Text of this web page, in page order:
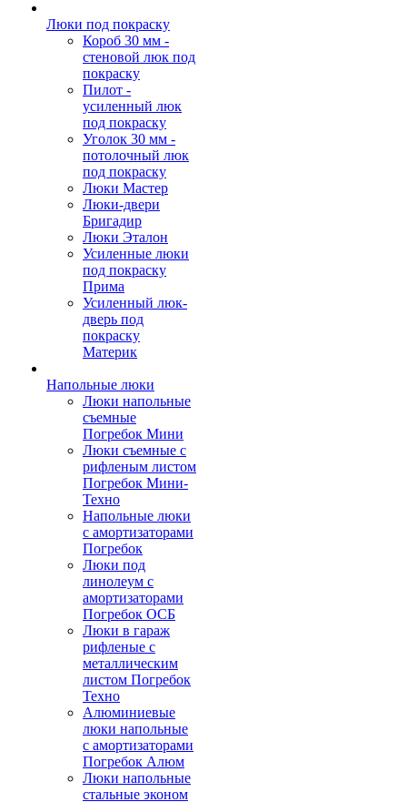
Люки под покраску
Короб 30 мм -
стеновой люк под
покраску
Пилот -
усиленный люк
под покраску
Уголок 30 мм -
потолочный люк
под покраску
Люки Мастер
Люки-двери
Бригадир
Люки Эталон
Усиленные люки
под покраску
Прима
Усиленный люк-
дверь под
покраску
Материк
Напольные люки
Люки напольные
съемные
Погребок Мини
Люки съемные с
рифленым листом
Погребок Мини-
Техно
Напольные люки
с амортизаторами
Погребок
Люки под
линолеум с
амортизаторами
Погребок ОСБ
Люки в гараж
рифленые с
металлическим
листом Погребок
Техно
Алюминиевые
люки напольные
с амортизаторами
Погребок Алюм
Люки напольные
стальные эконом